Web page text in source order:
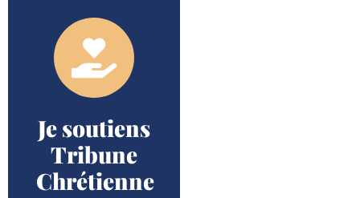
Je soutiens
Tribune
Chrétienne